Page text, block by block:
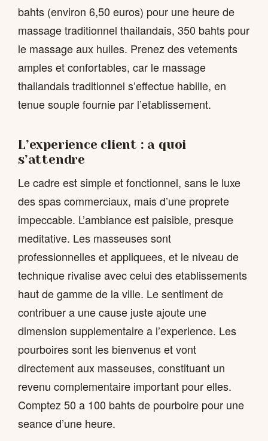
bahts (environ 6,50 euros) pour une heure de
massage traditionnel thailandais, 350 bahts pour
le massage aux huiles. Prenez des vetements
amples et confortables, car le massage
thailandais traditionnel s’effectue habille, en
tenue souple fournie par l’etablissement.
L’experience client : a quoi
s’attendre
Le cadre est simple et fonctionnel, sans le luxe
des spas commerciaux, mais d’une proprete
impeccable. L’ambiance est paisible, presque
meditative. Les masseuses sont
professionnelles et appliquees, et le niveau de
technique rivalise avec celui des etablissements
haut de gamme de la ville. Le sentiment de
contribuer a une cause juste ajoute une
dimension supplementaire a l’experience. Les
pourboires sont les bienvenus et vont
directement aux masseuses, constituant un
revenu complementaire important pour elles.
Comptez 50 a 100 bahts de pourboire pour une
seance d’une heure.